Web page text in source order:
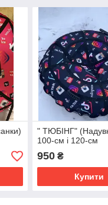
" TЮБІНГ"
100-см і 120-см
950₴
Купити